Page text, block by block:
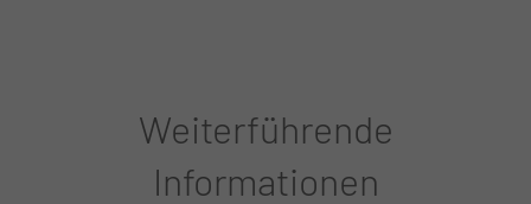
Weiterführende
Informationen